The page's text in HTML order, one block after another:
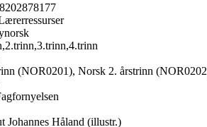
(NOR0201), Norsk 2. årstrinn
Johannes Håland (illustr.)